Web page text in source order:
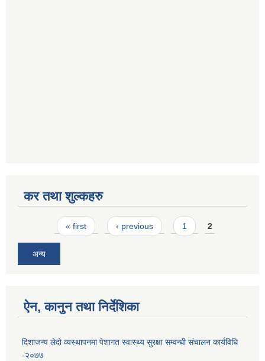
कर तथा शुल्कहरु
Pages« first ‹ previous 1 2
अन्य
ऐन, कानुन तथा निर्देशिका
दिशाजन्य लेदो व्यस्थापनमा पेशागत स्वास्थ्य सुरक्षा सम्वन्धी संचालन कार्यविधि
-२०७७